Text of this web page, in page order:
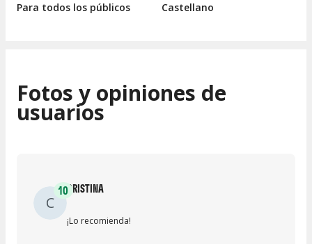
Para todos los públicos
Castellano
Fotos y opiniones de
usuarios
C
10CRISTINA
¡Lo recomienda!